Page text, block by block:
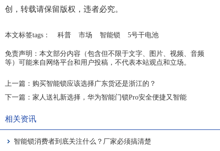
创，转载请保留版权，违者必究。
本文标签tags： 科普 市场 智能锁 5号干电池
免责声明：本文部分内容（包含但不限于文字、图片、视频、音频
等）可能来自网络平台和用户投稿，不代表本站观点和立场。
上一篇： 购买智能锁应该选择广东货还是浙江的？
下一篇： 家人送礼新选择，华为智能门锁Pro安全便捷又智能
相关资讯
智能锁消费者到底关注什么？厂家必须搞清楚